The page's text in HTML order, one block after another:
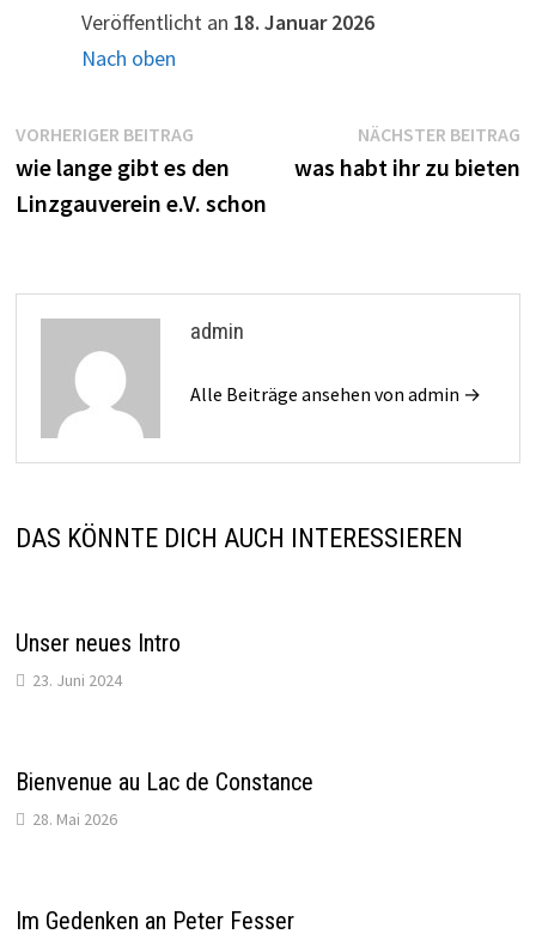
Veröffentlicht an 18. Januar 2026
Nach oben
Beitragsnavigation
VORHERIGER BEITRAGVorheriger
Beitrag:
wie lange gibt es den
Linzgauverein e.V. schon
NÄCHSTER BEITRAG
was habt ihr zu bieten
admin
Alle Beiträge ansehen von admin →
DAS KÖNNTE DICH AUCH INTERESSIEREN
Unser neues Intro
23. Juni 2024
Bienvenue au Lac de Constance
28. Mai 2026
Im Gedenken an Peter Fesser